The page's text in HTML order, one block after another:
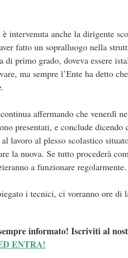
intervenuta anche la dirigente
fatto un sopralluogo nella
di primo grado, doveva essere
ma sempre l’Ente ha detto
affermando che venerdì
presentati, e conclude
lavoro al plesso scolastico
la nuova. Se tutto procederà
a funzionare regolarmente.
i tecnici, ci vorranno ore di
informato! Iscriviti al
ENTRA!